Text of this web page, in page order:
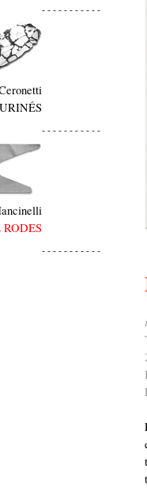
- - - - - - - - - - -
- - - - - - - - - - -
- - - - - - - - - - -